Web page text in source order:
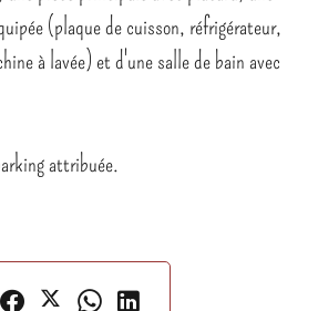
(plaque de cuisson, réfrigérateur,
à lavée) et d'une salle de bain avec
attribuée.